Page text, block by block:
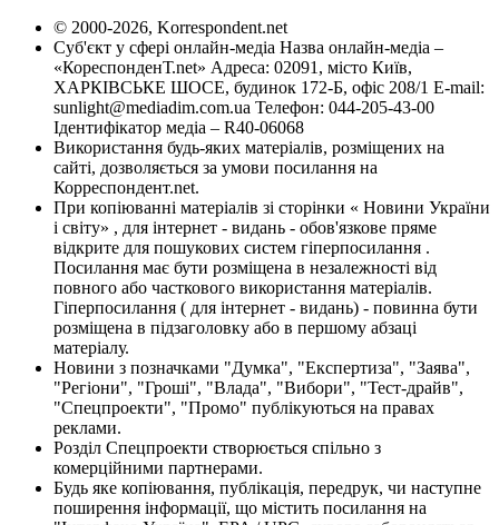
© 2000-2026, Korrespondent.net
Суб'єкт у сфері онлайн-медіа Назва онлайн-медіа –
«КореспонденТ.net» Адреса: 02091, місто Київ,
ХАРКІВСЬКЕ ШОСЕ, будинок 172-Б, офіс 208/1 E-mail:
sunlight@mediadim.com.ua Телефон: 044-205-43-00
Ідентифікатор медіа – R40-06068
Використання будь-яких матеріалів, розміщених на
сайті, дозволяється за умови посилання на
Корреспондент.net.
При копіюванні матеріалів зі сторінки « Новини України
і світу» , для інтернет - видань - обов'язкове пряме
відкрите для пошукових систем гіперпосилання .
Посилання має бути розміщена в незалежності від
повного або часткового використання матеріалів.
Гіперпосилання ( для інтернет - видань) - повинна бути
розміщена в підзаголовку або в першому абзаці
матеріалу.
Новини з позначками "Думка", "Експертиза", "Заява",
"Регіони", "Гроші", "Влада", "Вибори", "Тест-драйв",
"Спецпроекти", "Промо" публікуються на правах
реклами.
Розділ Спецпроекти створюється спільно з
комерційними партнерами.
Будь яке копіювання, публікація, передрук, чи наступне
поширення інформації, що містить посилання на